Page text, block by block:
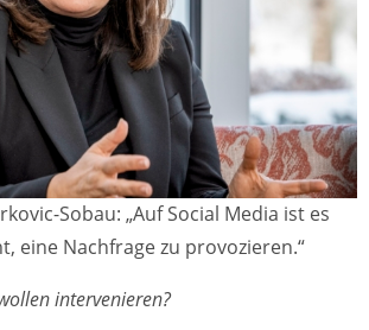
Sobau: „Auf Social Media ist es
eine Nachfrage zu provozieren.“
intervenieren?